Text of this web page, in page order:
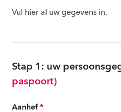
Vul hier al uw gegevens in.
Stap 1: uw
paspoort)
Aanhef*